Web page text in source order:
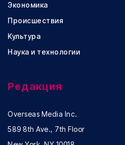
Экономика
Происшествия
Культура
Наука и технологии
Редакция
Overseas Media Inc.
589 8th Ave., 7th Floor